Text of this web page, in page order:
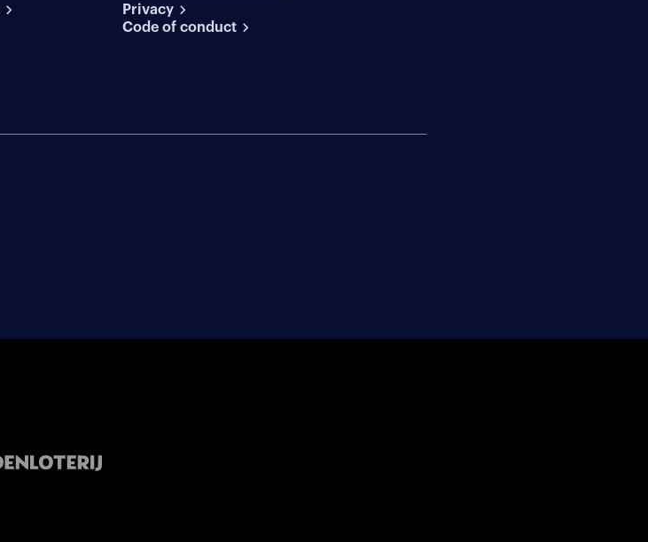
Privacy
Code of conduct